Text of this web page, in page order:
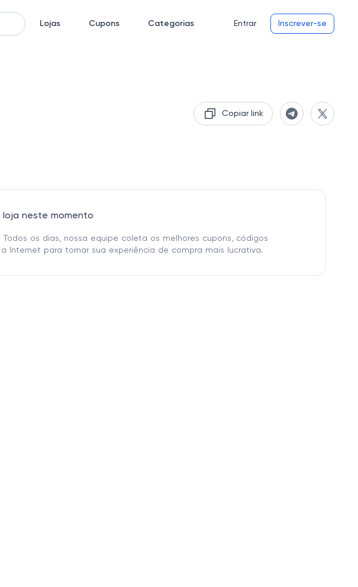
Lojas Cupons Categorias Entrar Inscrever-se
Copiar link
loja neste momento
os dias, nossa equipe coleta os melhores cupons, códigos
Internet para tornar sua experiência de compra mais lucrativa.